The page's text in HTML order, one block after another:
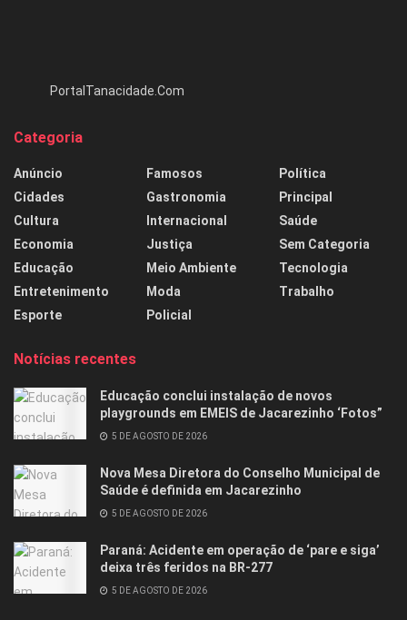
PortalTanacidade.Com
Categoria
Anúncio
Cidades
Cultura
Economia
Educação
Entretenimento
Esporte
Famosos
Gastronomia
Internacional
Justiça
Meio Ambiente
Moda
Policial
Política
Principal
Saúde
Sem Categoria
Tecnologia
Trabalho
Notícias recentes
Educação conclui instalação de novos
playgrounds em EMEIS de Jacarezinho ‘Fotos”
5 DE AGOSTO DE 2026
Nova Mesa Diretora do Conselho Municipal de
Saúde é definida em Jacarezinho
5 DE AGOSTO DE 2026
Paraná: Acidente em operação de ‘pare e siga’
deixa três feridos na BR-277
5 DE AGOSTO DE 2026